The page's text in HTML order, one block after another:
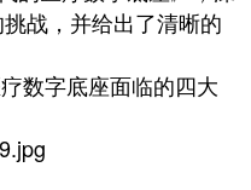
战，并给出了清晰的
数字底座面临的四大